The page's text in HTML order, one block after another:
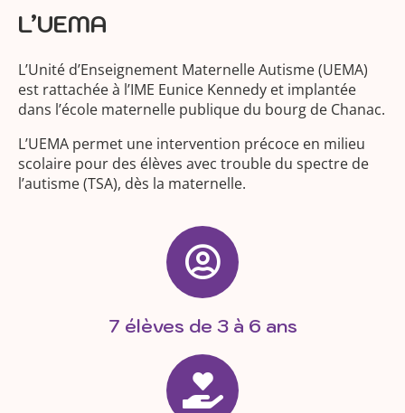
L’UEMA
L’Unité d’Enseignement Maternelle Autisme (UEMA)
est rattachée à l’IME Eunice Kennedy et implantée
dans l’école maternelle publique du bourg de Chanac.
L’UEMA permet une intervention précoce en milieu
scolaire pour des élèves avec trouble du spectre de
l’autisme (TSA), dès la maternelle.
7 élèves de 3 à 6 ans